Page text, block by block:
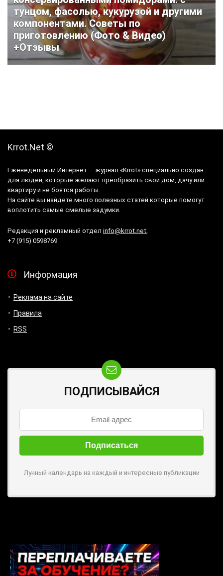
тунцом, фасолью, кукурузой и другими
компонентами. Советы по
приготовлению (Фото & Видео)
+Отзывы
Krrot.Net ©
Еженедельный Интернет — журнал «Krrot» специально создан
для людей, которые желают преобразить свой дом, дачу или
квартиру и не боятся работы.
На сайте вы найдете много полезных статей которые помогут
воплотить самые смелые задумки.
Редакция и рекламный отдел info@krrot.net
+7 (915) 0598769
Информация
Реклама на сайте
Правила
RSS
ПОДПИСЫВАЙСЯ
Лунный календарь на каждый и интересные публикации